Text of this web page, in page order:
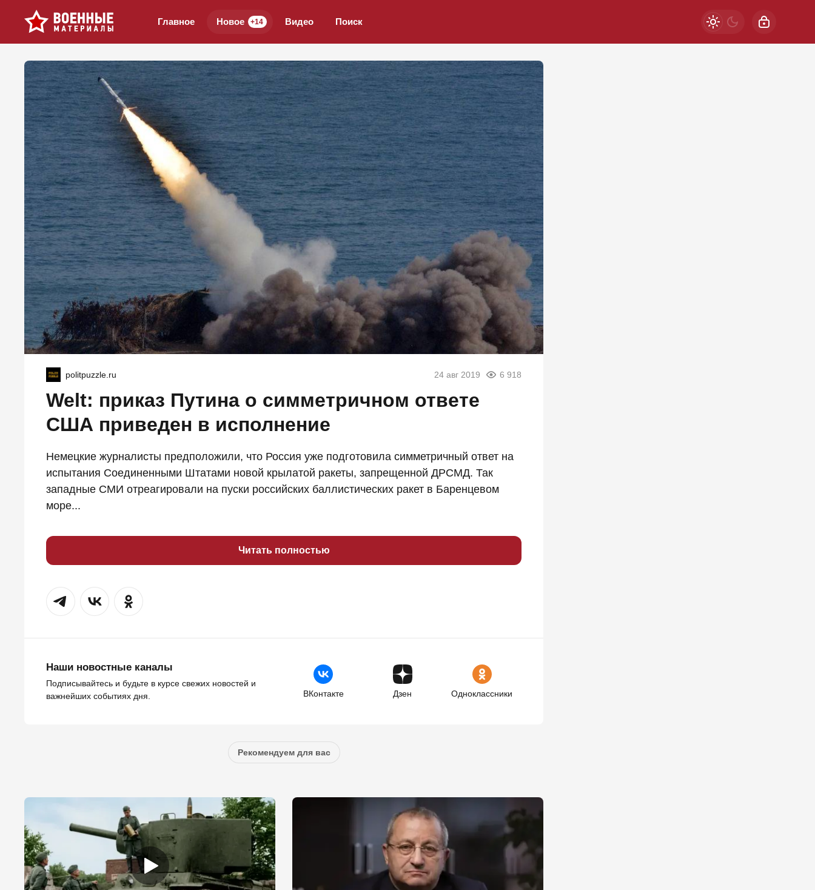
Главное Новое +14 Видео Поиск
politpuzzle.ru 24 авг 2019 6 918
Welt: приказ Путина о симметричном ответе
США приведен в исполнение
Немецкие журналисты предположили, что Россия уже подготовила симметричный ответ на
испытания Соединенными Штатами новой крылатой ракеты, запрещенной ДРСМД. Так
западные СМИ отреагировали на пуски российских баллистических ракет в Баренцевом
море...
Читать полностью
Наши новостные каналы
Подписывайтесь и будьте в курсе свежих новостей и
важнейших событиях дня.
ВКонтакте Дзен Одноклассники
Рекомендуем для вас